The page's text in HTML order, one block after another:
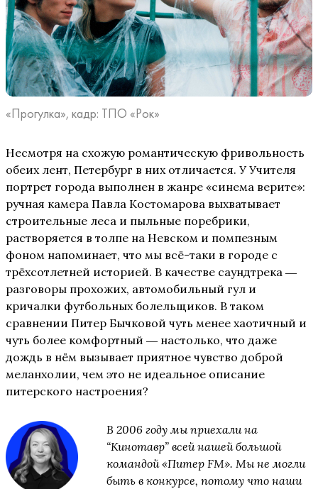
«Прогулка», кадр: ТПО «Рок»
Несмотря на схожую романтическую фривольность
обеих лент, Петербург в них отличается. У Учителя
портрет города выполнен в жанре «синема верите»:
ручная камера Павла Костомарова выхватывает
строительные леса и пыльные поребрики,
растворяется в толпе на Невском и помпезным
фоном напоминает, что мы всё-таки в городе с
трёхсотлетней историей. В качестве саундтрека ―
разговоры прохожих, автомобильный гул и
кричалки футбольных болельщиков. В таком
сравнении Питер Бычковой чуть менее хаотичный и
чуть более комфортный ― настолько, что даже
дождь в нём вызывает приятное чувство доброй
меланхолии, чем это не идеальное описание
питерского настроения?
В 2006 году мы приехали на
“Кинотавр” всей нашей большой
командой «Питер FM». Мы не могли
быть в конкурсе, потому что наши